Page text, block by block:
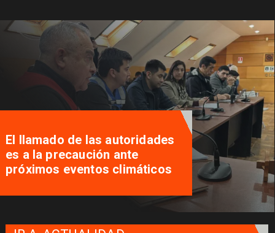
El llamado de las autoridades
es a la precaución ante
próximos eventos climáticos